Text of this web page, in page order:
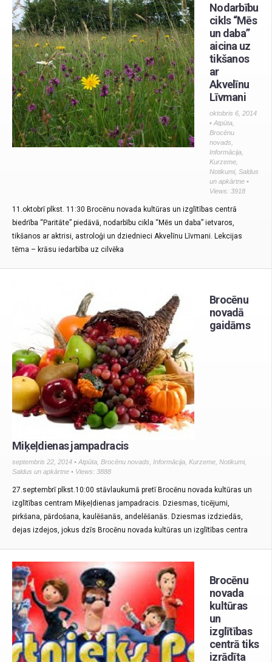
Nodarbību
cikls “Mēs
un daba”
aicina uz
tikšanos
ar
Akvelīnu
Līvmani
oktobris 6, 2014
• Atpūta
Brocēnu
novads
Informācija
Kurzeme
Notikumi, Saldus
un apkārtne •
Views: 3918
11.oktobrī plkst. 11:30 Brocēnu novada kultūras un izglītības centrā
biedrība “Paritāte” piedāvā, nodarbību cikla “Mēs un daba” ietvaros,
tikšanos ar aktrisi, astroloģi un dziednieci Akvelīnu Līvmani. Lekcijas
tēma – krāsu iedarbība uz cilvēka
Brocēnu
novadā
gaidāms
Miķeļdienas jampadracis
septembris 22, 2014 • Atpūta Brocēnu novads Informācija Kurzeme Notikumi,
Saldus un apkārtne • Views: 3888
27.septembrī plkst.10:00 stāvlaukumā pretī Brocēnu novada kultūras un
izglītības centram Miķeļdienas jampadracis. Dziesmas, ticējumi,
pirkšana, pārdošana, kaulēšanās, andelēšanās. Dziesmas izdziedās,
dejas izdejos, jokus dzīs Brocēnu novada kultūras un izglītības centra
Brocēnu
novada
kultūras
un
izglītības
centrā tiks
izrādīta